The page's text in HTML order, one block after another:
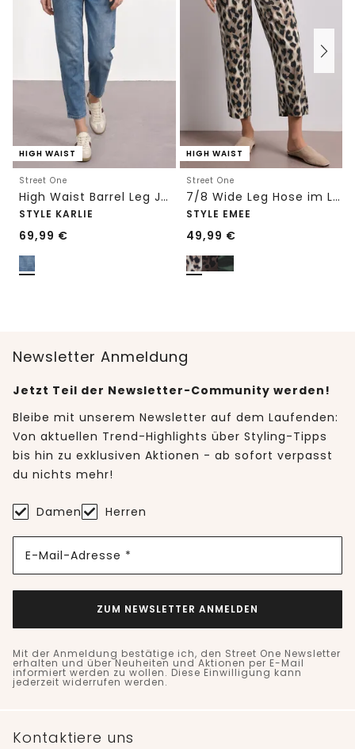
HIGH WAIST
Street One
High Waist Barrel Leg Jeans im Loose Fit
STYLE KARLIE
69,99 €
HIGH WAIST
Street One
7/8 Wide Leg Hose im Loose Fit mit Print
STYLE EMEE
49,99 €
Newsletter Anmeldung
Jetzt Teil der Newsletter-Community werden!
Bleibe mit unserem Newsletter auf dem Laufenden:
Von aktuellen Trend-Highlights über Styling-Tipps
bis hin zu exklusiven Aktionen - ab sofort verpasst
du nichts mehr!
Damen Herren
E-Mail-Adresse *
ZUM NEWSLETTER ANMELDEN
Mit der Anmeldung bestätige ich, den Street One Newsletter
erhalten und über Neuheiten und Aktionen per E-Mail
informiert werden zu wollen. Diese Einwilligung kann
jederzeit widerrufen werden.
Kontaktiere uns